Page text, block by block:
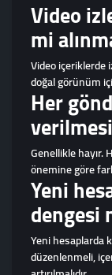
Video
mi
Video içeriklerde
doğal görünüm
Her
Genellikle hayır.
önemine göre
Yeni
dengesi
Yeni hesaplarda
düzenlenmeli,